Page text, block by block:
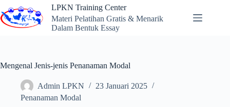
to
content
LPKN Training Center
Materi Pelatihan Gratis & Menarik
Dalam Bentuk Essay
Mengenal Jenis-jenis Penanaman Modal
Admin LPKN
23 Januari 2025
Penanaman Modal